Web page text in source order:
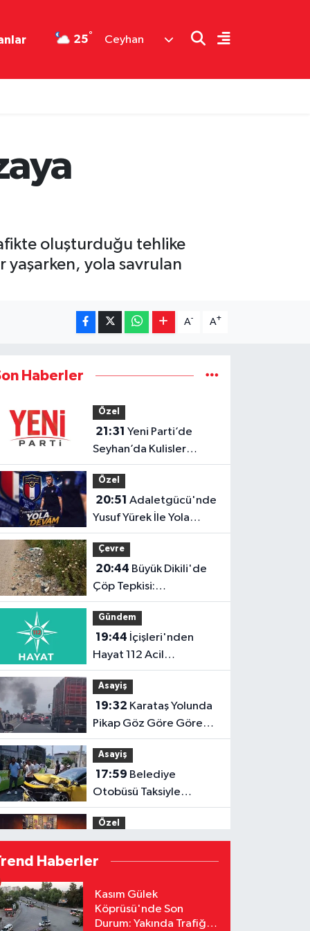
25° Ceyhan
oluşturduğu tehlike
yaşarken, yola savrulan
A- A+
Haberler
Özel
21:31
Seyhan’da Kulisler
Hareketlendi!
Özel
20:51
Yusuf Yürek İle Yola
Devam
Çevre
20:44
Çöp Tepkisi:
"Zehirleniyoruz"
Gündem
19:44
Hayat 112 Acil
Uygulamasına Yeni
Tanıtım Videosu
Asayiş
19:32
Pikap Göz Göre Göre
Yandı!
Asayiş
17:59
Otobüsü Taksiyle
Çarpıştı: Yaralılar
Hastaneye Kaldırıldı
Özel
17:52Menderes
Kutlu'dan Devlet
forması
Özel
16:53Hakemler Sezon
Haberler
Kasım Gülek
Köprüsü'nde Son
Durum: Yakında Trafiğe